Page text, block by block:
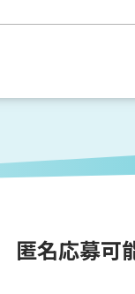
匿名応募可